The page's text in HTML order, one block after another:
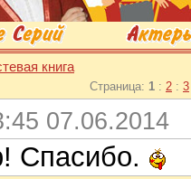
книга
Страница: 1 : 2 : 3
07.06.2014
Спасибо.